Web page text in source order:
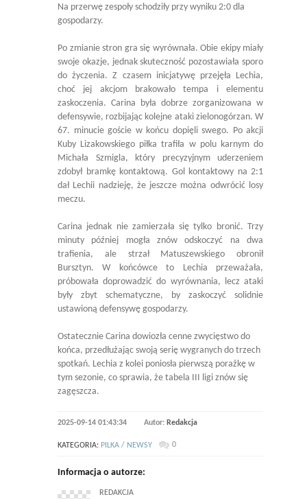
Na przerwę zespoły schodziły przy wyniku 2:0 dla
gospodarzy.
Po zmianie stron gra się wyrównała. Obie ekipy miały
swoje okazje, jednak skuteczność pozostawiała sporo
do życzenia. Z czasem inicjatywę przejęła Lechia,
choć jej akcjom brakowało tempa i elementu
zaskoczenia. Carina była dobrze zorganizowana w
defensywie, rozbijając kolejne ataki zielonogórzan. W
67. minucie goście w końcu dopięli swego. Po akcji
Kuby Lizakowskiego piłka trafiła w polu karnym do
Michała Szmigla, który precyzyjnym uderzeniem
zdobył bramkę kontaktową. Gol kontaktowy na 2:1
dał Lechii nadzieję, że jeszcze można odwrócić losy
meczu.
Carina jednak nie zamierzała się tylko bronić. Trzy
minuty później mogła znów odskoczyć na dwa
trafienia, ale strzał Matuszewskiego obronił
Bursztyn. W końcówce to Lechia przeważała,
próbowała doprowadzić do wyrównania, lecz ataki
były zbyt schematyczne, by zaskoczyć solidnie
ustawioną defensywę gospodarzy.
Ostatecznie Carina dowiozła cenne zwycięstwo do
końca, przedłużając swoją serię wygranych do trzech
spotkań. Lechia z kolei poniosła pierwszą porażkę w
tym sezonie, co sprawia, że tabela III ligi znów się
zagęszcza.
2025-09-14 01:43:34 Autor: Redakcja
KATEGORIA: PILKA / NEWSY 0
Informacja o autorze:
REDAKCJA